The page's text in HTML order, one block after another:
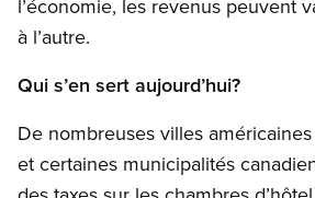
l’économie, les revenus peuvent
à l’autre.
Qui s’en sert aujourd’hui?
De nombreuses villes
et certaines municipalités